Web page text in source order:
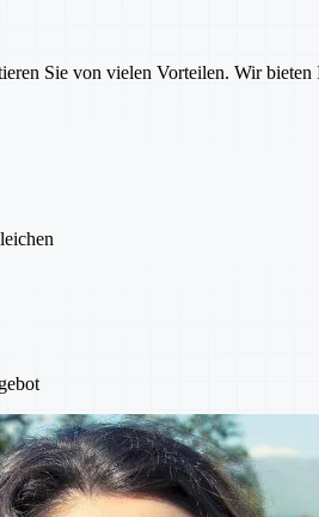
Sie von vielen Vorteilen. Wir